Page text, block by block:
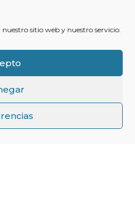
sitio web y nuestro servicio.